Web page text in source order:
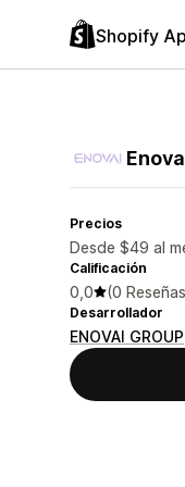
Shopify
Precios
Desde $49 al
Calificación
0,0 (0
Desarrollador
ENOVAI GROUP